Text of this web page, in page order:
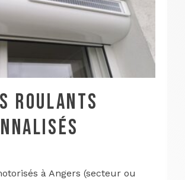
ROULANTS
à Angers (secteur ou